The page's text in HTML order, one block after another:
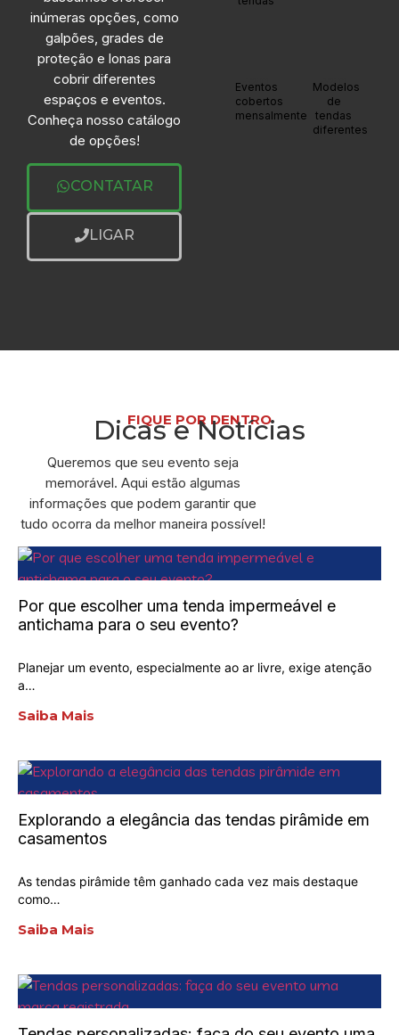
inúmeras opções, como
galpões, grades de
proteção e lonas para
cobrir diferentes
espaços e eventos.
Conheça nosso catálogo
de opções!
CONTATAR
LIGAR
+20
Eventos
cobertos
mensalmente
+20
Modelos
de
tendas
diferentes
FIQUE POR DENTRO
Dicas e Notícias
Queremos que seu evento seja
memorável. Aqui estão algumas
informações que podem garantir que
tudo ocorra da melhor maneira possível!
Por que escolher uma tenda impermeável e
antichama para o seu evento?
Planejar um evento, especialmente ao ar livre, exige atenção
a…
Saiba Mais
Explorando a elegância das tendas pirâmide em
casamentos
As tendas pirâmide têm ganhado cada vez mais destaque
como…
Saiba Mais